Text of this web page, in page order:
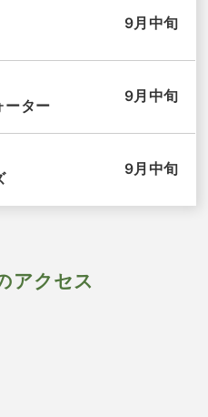
9月中旬
ーター
9月中旬
9月中旬
アクセス